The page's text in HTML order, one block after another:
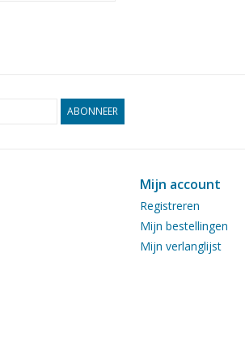
ABONNEER
Mijn account
Registreren
Mijn bestellingen
Mijn verlanglijst